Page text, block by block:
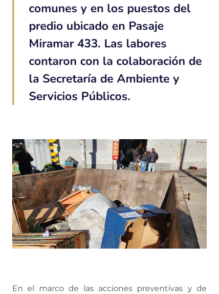
comunes y en los puestos del
predio ubicado en Pasaje
Miramar 433. Las labores
contaron con la colaboración de
la Secretaría de Ambiente y
Servicios Públicos.
En el marco de las acciones preventivas y de